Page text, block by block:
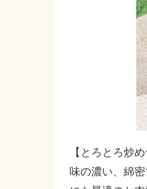
【とろとろ炒め
味の濃い、綿